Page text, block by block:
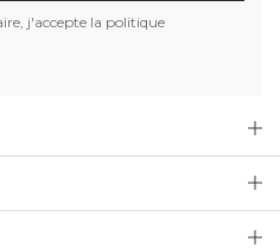
j'accepte la politique